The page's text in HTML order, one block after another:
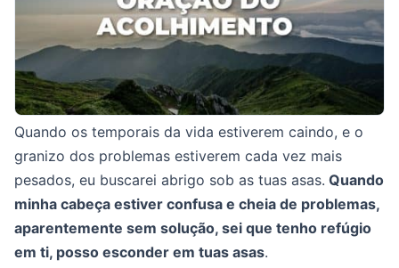
Quando os temporais da vida estiverem caindo, e o
granizo dos problemas estiverem cada vez mais
pesados, eu buscarei abrigo sob as tuas asas. Quando
minha cabeça estiver confusa e cheia de problemas,
aparentemente sem solução, sei que tenho refúgio
em ti, posso esconder em tuas asas.